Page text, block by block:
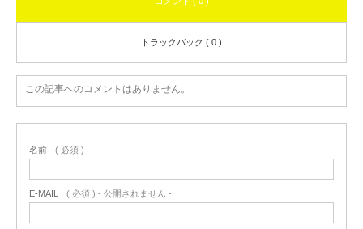
トラックバック ( 0 )
この記事へのコメントはありません。
名前 ( 必須 )
E-MAIL ( 必須 ) - 公開されません -